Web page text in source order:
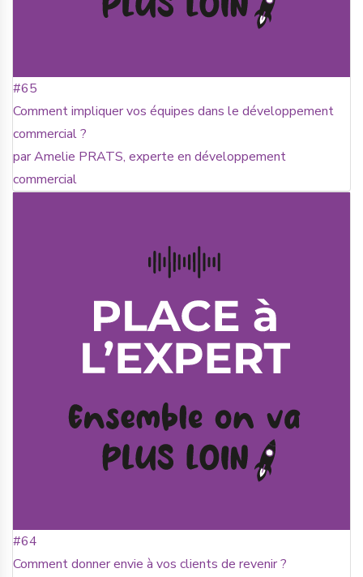
#65
Comment impliquer vos équipes dans le développement
commercial ?
par Amelie PRATS, experte en développement
commercial
#64
Comment donner envie à vos clients de revenir ?